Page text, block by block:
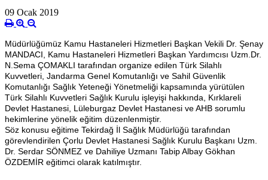
09 Ocak 2019
Müdürlüğümüz Kamu Hastaneleri Hizmetleri Başkan Vekili Dr. Şenay
MANDACI, Kamu Hastaneleri Hizmetleri Başkan Yardımcısı Uzm.Dr.
N.Sema ÇOMAKLI tarafından organize edilen Türk Silahlı
Kuvvetleri, Jandarma Genel Komutanlığı ve Sahil Güvenlik
Komutanlığı Sağlık Yeteneği Yönetmeliği kapsamında yürütülen
Türk Silahlı Kuvvetleri Sağlık Kurulu işleyişi hakkında, Kırklareli
Devlet Hastanesi, Lüleburgaz Devlet Hastanesi ve AHB sorumlu
hekimlerine yönelik eğitim düzenlenmiştir.
Söz konusu eğitime Tekirdağ İl Sağlık Müdürlüğü tarafından
görevlendirilen Çorlu Devlet Hastanesi Sağlık Kurulu Başkanı Uzm.
Dr. Serdar SÖNMEZ ve Dahiliye Uzmanı Tabip Albay Gökhan
ÖZDEMİR eğitimci olarak katılmıştır.